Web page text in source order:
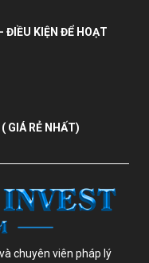
ĐIỀU KIỆN ĐỂ HOẠT
GIÁ RẺ NHẤT)
chuyên viên pháp lý